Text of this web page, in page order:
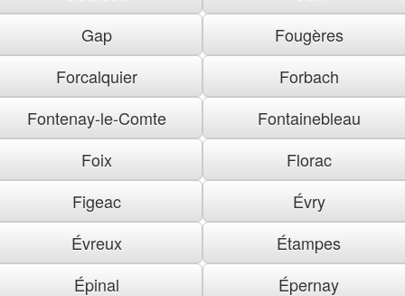
Gap
Fougères
Forcalquier
Forbach
Fontenay-le-Comte
Fontainebleau
Foix
Florac
Figeac
Évry
Évreux
Étampes
Épinal
Épernay